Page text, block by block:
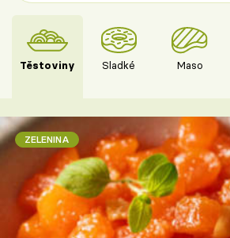
Těstoviny Sladké Maso
ZELENINA